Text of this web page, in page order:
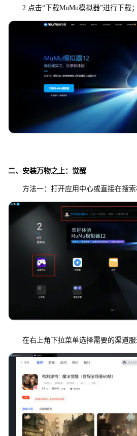
2.点击“下载MuMu模拟器”进行下载；
二、安装万物之上：觉醒
方法一：打开应用中心或直接在搜索
在右上角下拉菜单选择需要的渠道服